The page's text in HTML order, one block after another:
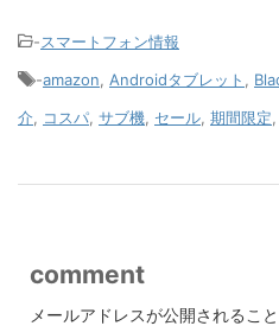
-スマートフォン情報
-amazon Androidタブレット
介
コスパ サブ機 セール 期間限定
comment
メールアドレスが公開されるこ